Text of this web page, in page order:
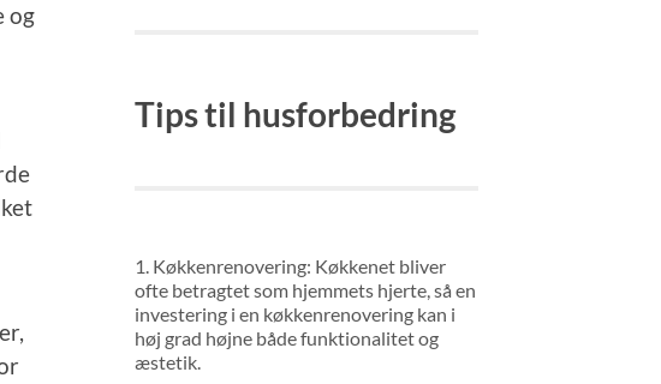
og
Tips til husforbedring
1. Køkkenrenovering: Køkkenet bliver
ofte betragtet som hjemmets hjerte, så en
investering i en køkkenrenovering kan i
høj grad højne både funktionalitet og
æstetik.